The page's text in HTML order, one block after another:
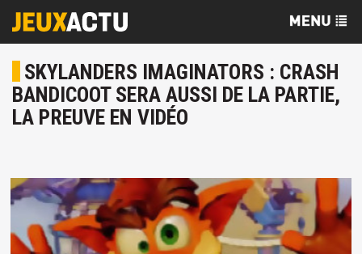
SKYLANDERS IMAGINATORS : CRASH
BANDICOOT SERA AUSSI DE LA PARTIE,
LA PREUVE EN VIDÉO